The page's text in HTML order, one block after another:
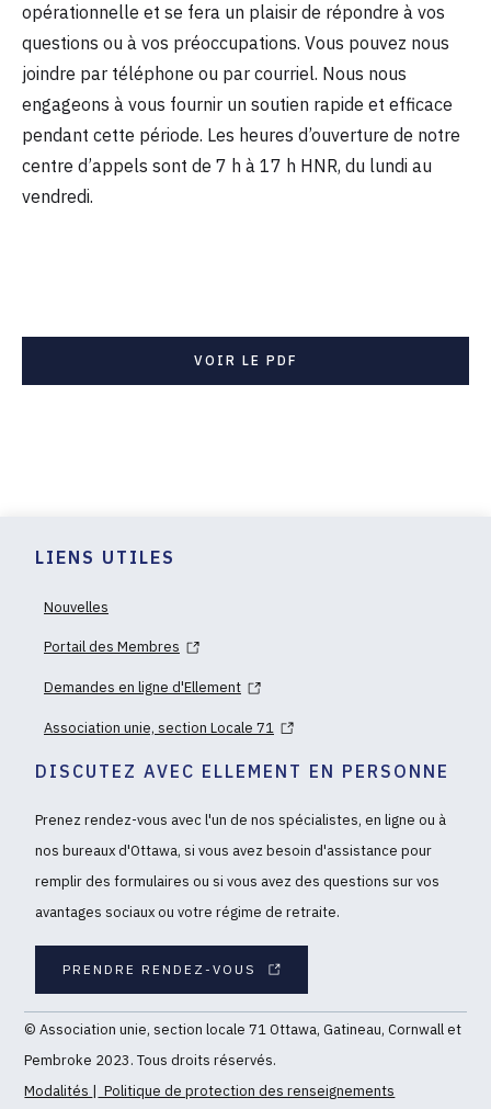
opérationnelle et se fera un plaisir de répondre à vos
questions ou à vos préoccupations. Vous pouvez nous
joindre par téléphone ou par courriel. Nous nous
engageons à vous fournir un soutien rapide et efficace
pendant cette période. Les heures d’ouverture de notre
centre d’appels sont de 7 h à 17 h HNR, du lundi au
vendredi.
VOIR LE PDF
LIENS UTILES
Nouvelles
Portail des Membres
Demandes en ligne d'Ellement
Association unie, section Locale 71
DISCUTEZ AVEC ELLEMENT EN PERSONNE
Prenez rendez-vous avec l'un de nos spécialistes, en ligne ou à
nos bureaux d'Ottawa, si vous avez besoin d'assistance pour
remplir des formulaires ou si vous avez des questions sur vos
avantages sociaux ou votre régime de retraite.
PRENDRE RENDEZ-VOUS
© Association unie, section locale 71 Ottawa, Gatineau, Cornwall et
Pembroke 2023. Tous droits réservés.
Modalités | Politique de protection des renseignements